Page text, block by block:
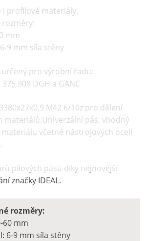
i profilové materiály.
mm
9 mm síla stěny
pro výrobní řadu:
DGH a GANC
M42 6/10z pro dělení
materiálů.Univerzální pás, vhodný
včetně nástrojových ocelí
pilových pásů díky nejnovější
značky IDEAL.
rozměry:
60 mm
6-9 mm síla stěny